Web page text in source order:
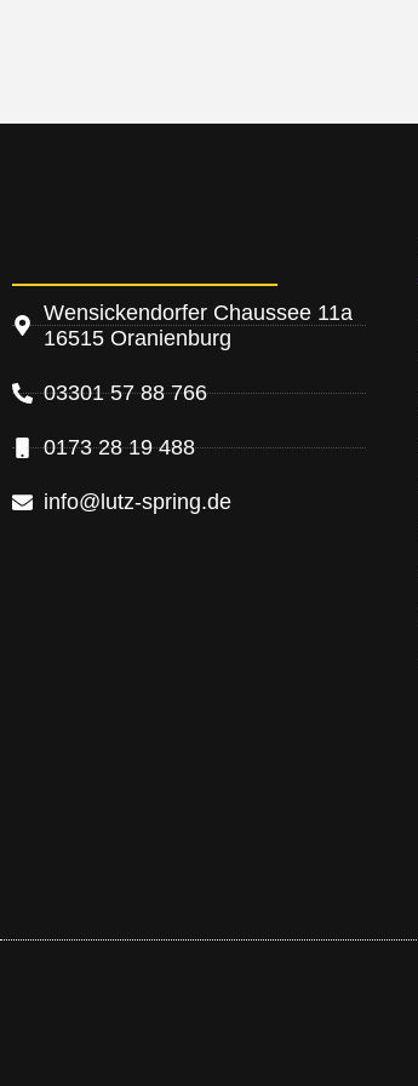
Wensickendorfer Chaussee 11a
16515 Oranienburg
03301 57 88 766
0173 28 19 488
info@lutz-spring.de